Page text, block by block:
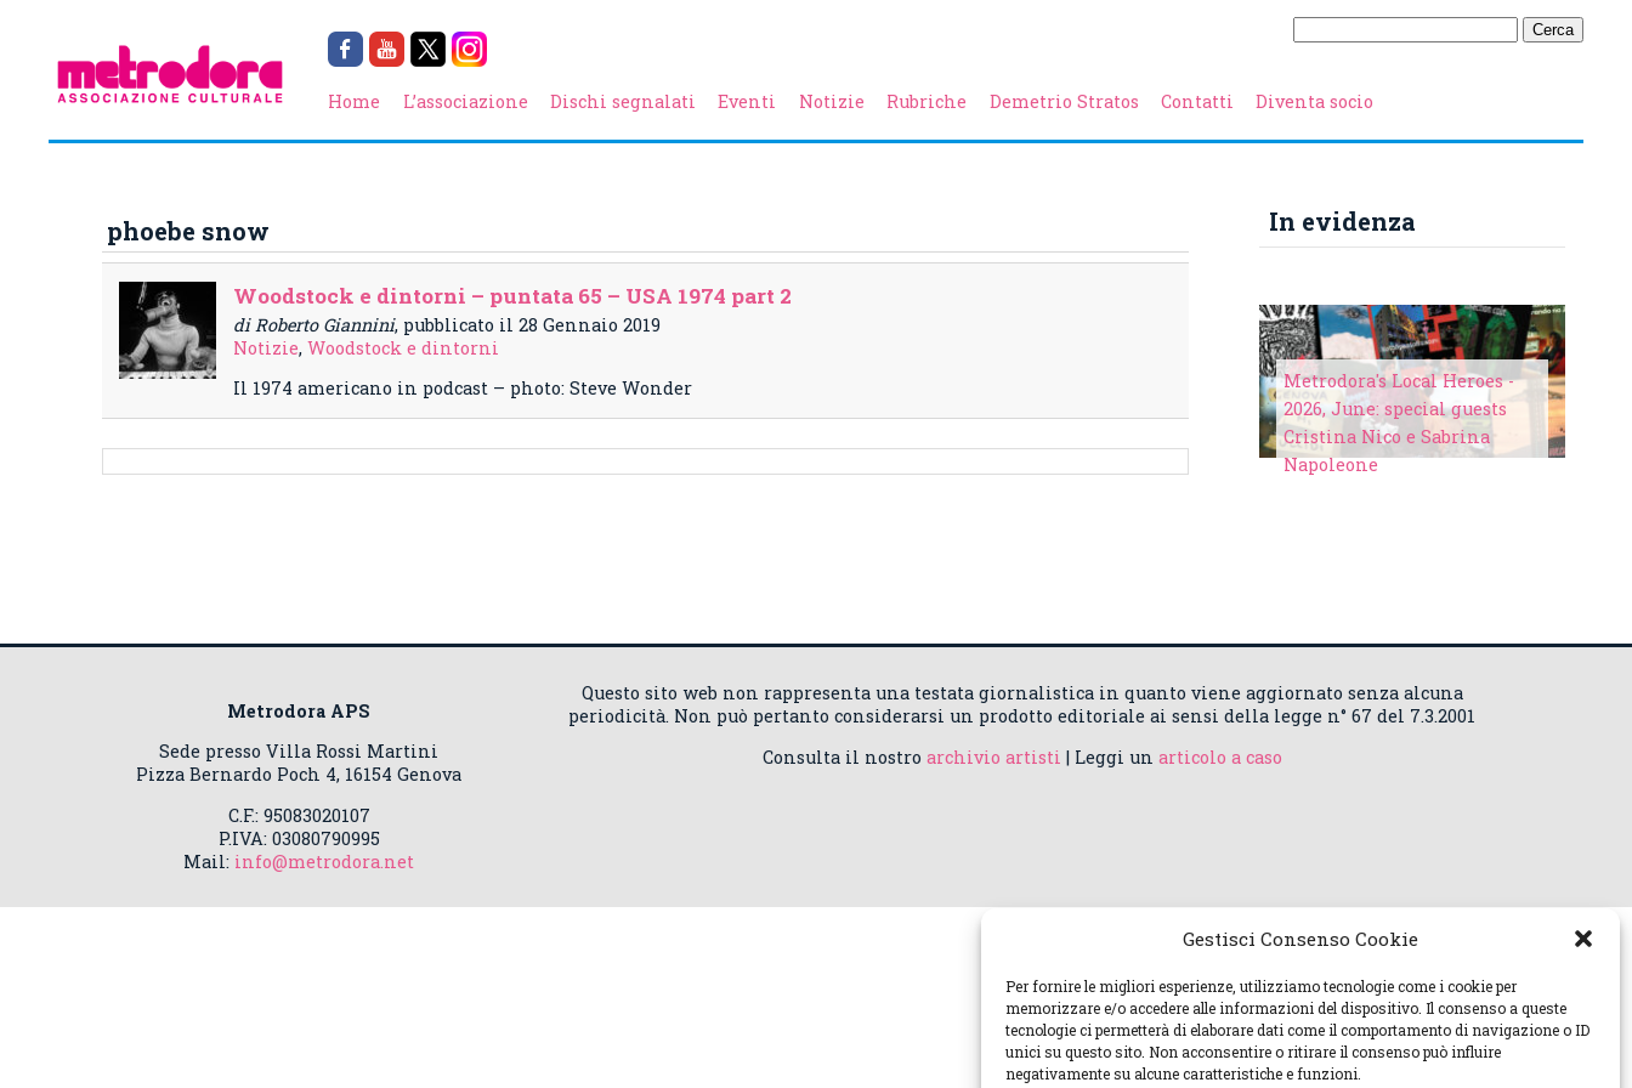
Gestisci Consenso Cookie
Per fornire le migliori esperienze, utilizziamo tecnologie come i cookie per
memorizzare e/o accedere alle informazioni del dispositivo. Il consenso a queste
tecnologie ci permetterà di elaborare dati come il comportamento di navigazione o ID
unici su questo sito. Non acconsentire o ritirare il consenso può influire
negativamente su alcune caratteristiche e funzioni.
Home L’associazione Dischi segnalati Eventi Notizie Rubriche Demetrio Stratos Contatti Diventa socio
phoebe snow
Woodstock e dintorni – puntata 65 – USA 1974 part 2
di Roberto Giannini, pubblicato il 28 Gennaio 2019
Notizie,Woodstock e dintorni
Il 1974 americano in podcast – photo: Steve Wonder
In evidenza
Metrodora's Local Heroes -
2026, June: special guests
Cristina Nico e Sabrina
Napoleone
Metrodora APS
Sede presso Villa Rossi Martini
Pizza Bernardo Poch 4, 16154 Genova
C.F.: 95083020107
P.IVA: 03080790995
Mail: info@metrodora.net
Questo sito web non rappresenta una testata giornalistica in quanto viene aggiornato senza alcuna
periodicità. Non può pertanto considerarsi un prodotto editoriale ai sensi della legge n° 67 del 7.3.2001
Consulta il nostro archivio artisti | Leggi un articolo a caso